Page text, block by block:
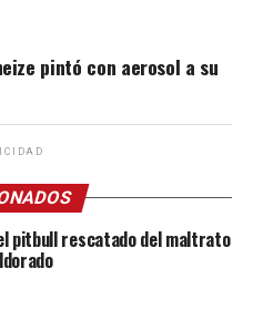
pintó con aerosol a su
pitbull rescatado del maltrato